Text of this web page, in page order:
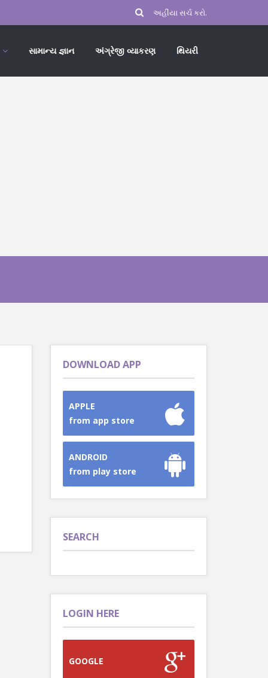
સામાન્ય જ્ઞાન અંગ્રેજી વ્યાકરણ થિયરી
DOWNLOAD APP
APPLE
from app store
ANDROID
from play store
SEARCH
LOGIN HERE
GOOGLE